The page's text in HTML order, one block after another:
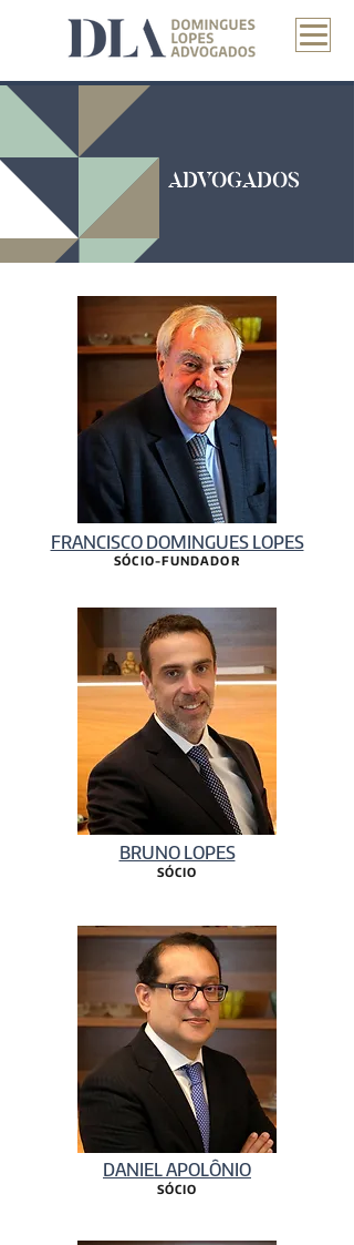
ADVOGADOS
FRANCISCO DOMINGUES LOPES
SÓCIO-FUNDADOR
BRUNO LOPES
SÓCIO
DANIEL APOLÔNIO
SÓCIO